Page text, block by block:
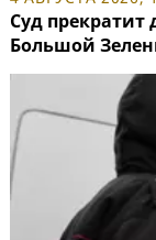
Суд
Большой